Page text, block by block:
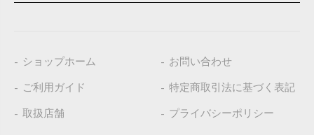
ショップホーム
ご利用ガイド
取扱店舗
お問い合わせ
特定商取引法に基づく表記
プライバシーポリシー